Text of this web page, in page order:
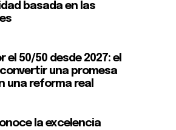
basada en las
el 50/50 desde 2027: el
una promesa
una reforma real
la excelencia